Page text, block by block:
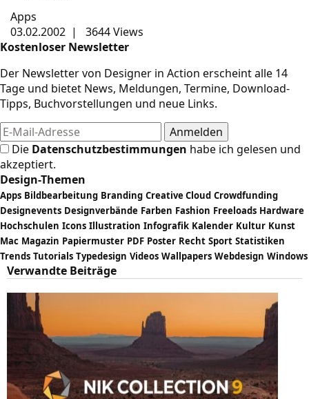
Apps
03.02.2002 |
3644 Views
Kostenloser Newsletter
Der Newsletter von Designer in Action erscheint alle 14
Tage und bietet News, Meldungen, Termine, Download-
Tipps, Buchvorstellungen und neue Links.
Die Datenschutzbestimmungen habe ich gelesen und
akzeptiert.
Design-Themen
Apps Bildbearbeitung Branding Creative Cloud Crowdfunding
Designevents Designverbände Farben Fashion Freeloads Hardware
Hochschulen Icons Illustration Infografik Kalender Kultur Kunst
Mac Magazin Papiermuster PDF Poster Recht Sport Statistiken
Trends Tutorials Typedesign Videos Wallpapers Webdesign Windows
Verwandte Beiträge